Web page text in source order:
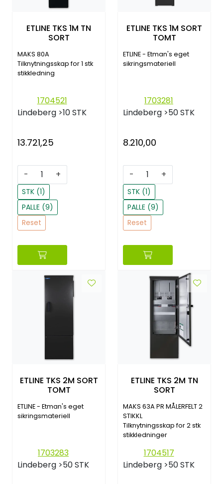
ETLINE TKS 1M TN
SORT
MAKS 80A
Tilknytningsskap for 1 stk
stikkledning
1704521
Lindeberg >10 STK
13.721,25
- +
STK (1)
PALLE (9)
Reset
ETLINE TKS 1M SORT
TOMT
ETLINE - Etman's eget
sikringsmateriell
1703281
Lindeberg >50 STK
8.210,00
- +
STK (1)
PALLE (9)
Reset
ETLINE TKS 2M SORT
TOMT
ETLINE - Etman's eget
sikringsmateriell
1703283
Lindeberg >50 STK
ETLINE TKS 2M TN
SORT
MAKS 63A PR MÅLERFELT 2
STIKKL
Tilknytningsskap for 2 stk
stikkledninger
1704517
Lindeberg >50 STK